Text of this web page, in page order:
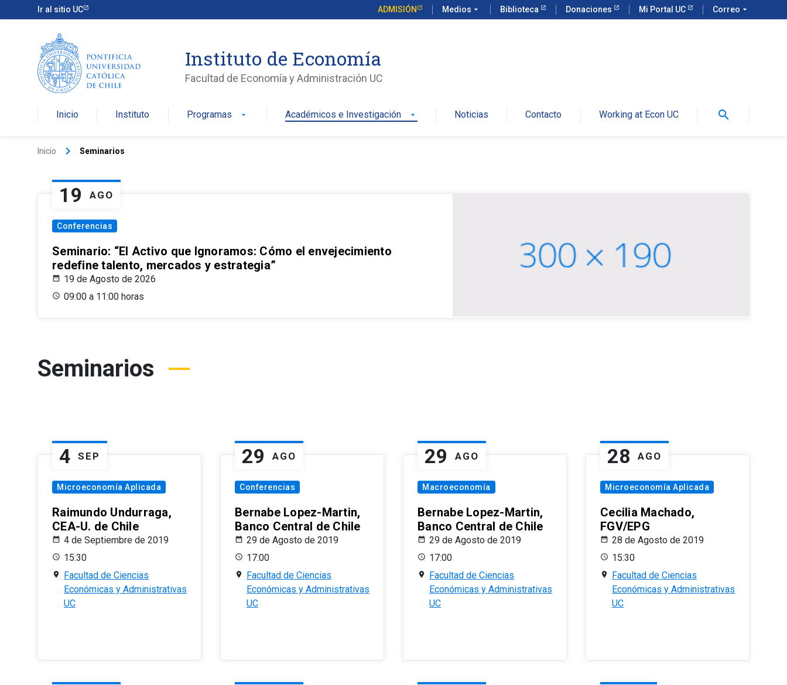
Ir al sitio UC ADMISIÓN Medios arrow_drop_down Biblioteca Donaciones Mi Portal UC Correo arrow_drop_down
Instituto de Economía
Facultad de Economía y Administración UC
Inicio Instituto Programas arrow_drop_down Académicos e Investigación arrow_drop_down Noticias Contacto Working at Econ UC search
Inicio keyboard_arrow_right Seminarios
19 AGO
Conferencias
Seminario: “El Activo que Ignoramos: Cómo el envejecimiento
redefine talento, mercados y estrategia”
19 de Agosto de 2026
09:00 a 11:00 horas
Seminarios
4 SEP
Microeconomía Aplicada
Raimundo Undurraga,
CEA-U. de Chile
4 de Septiembre de 2019
15:30
Facultad de Ciencias
Económicas y Administrativas
UC
29 AGO
Conferencias
Bernabe Lopez-Martin,
Banco Central de Chile
29 de Agosto de 2019
17:00
Facultad de Ciencias
Económicas y Administrativas
UC
29 AGO
Macroeconomía
Bernabe Lopez-Martin,
Banco Central de Chile
29 de Agosto de 2019
17:00
Facultad de Ciencias
Económicas y Administrativas
UC
28 AGO
Microeconomía Aplicada
Cecilia Machado,
FGV/EPG
28 de Agosto de 2019
15:30
Facultad de Ciencias
Económicas y Administrativas
UC